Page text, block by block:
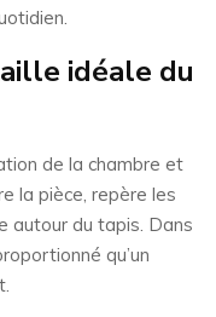
idéale du
de la chambre et
la pièce, repère les
autour du tapis. Dans
qu’un